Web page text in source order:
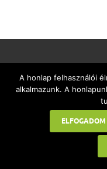
LEGUTÓBBI
Jó
laptop
A honlap felhasználói
alkalmazunk. A
ELFOGADOM